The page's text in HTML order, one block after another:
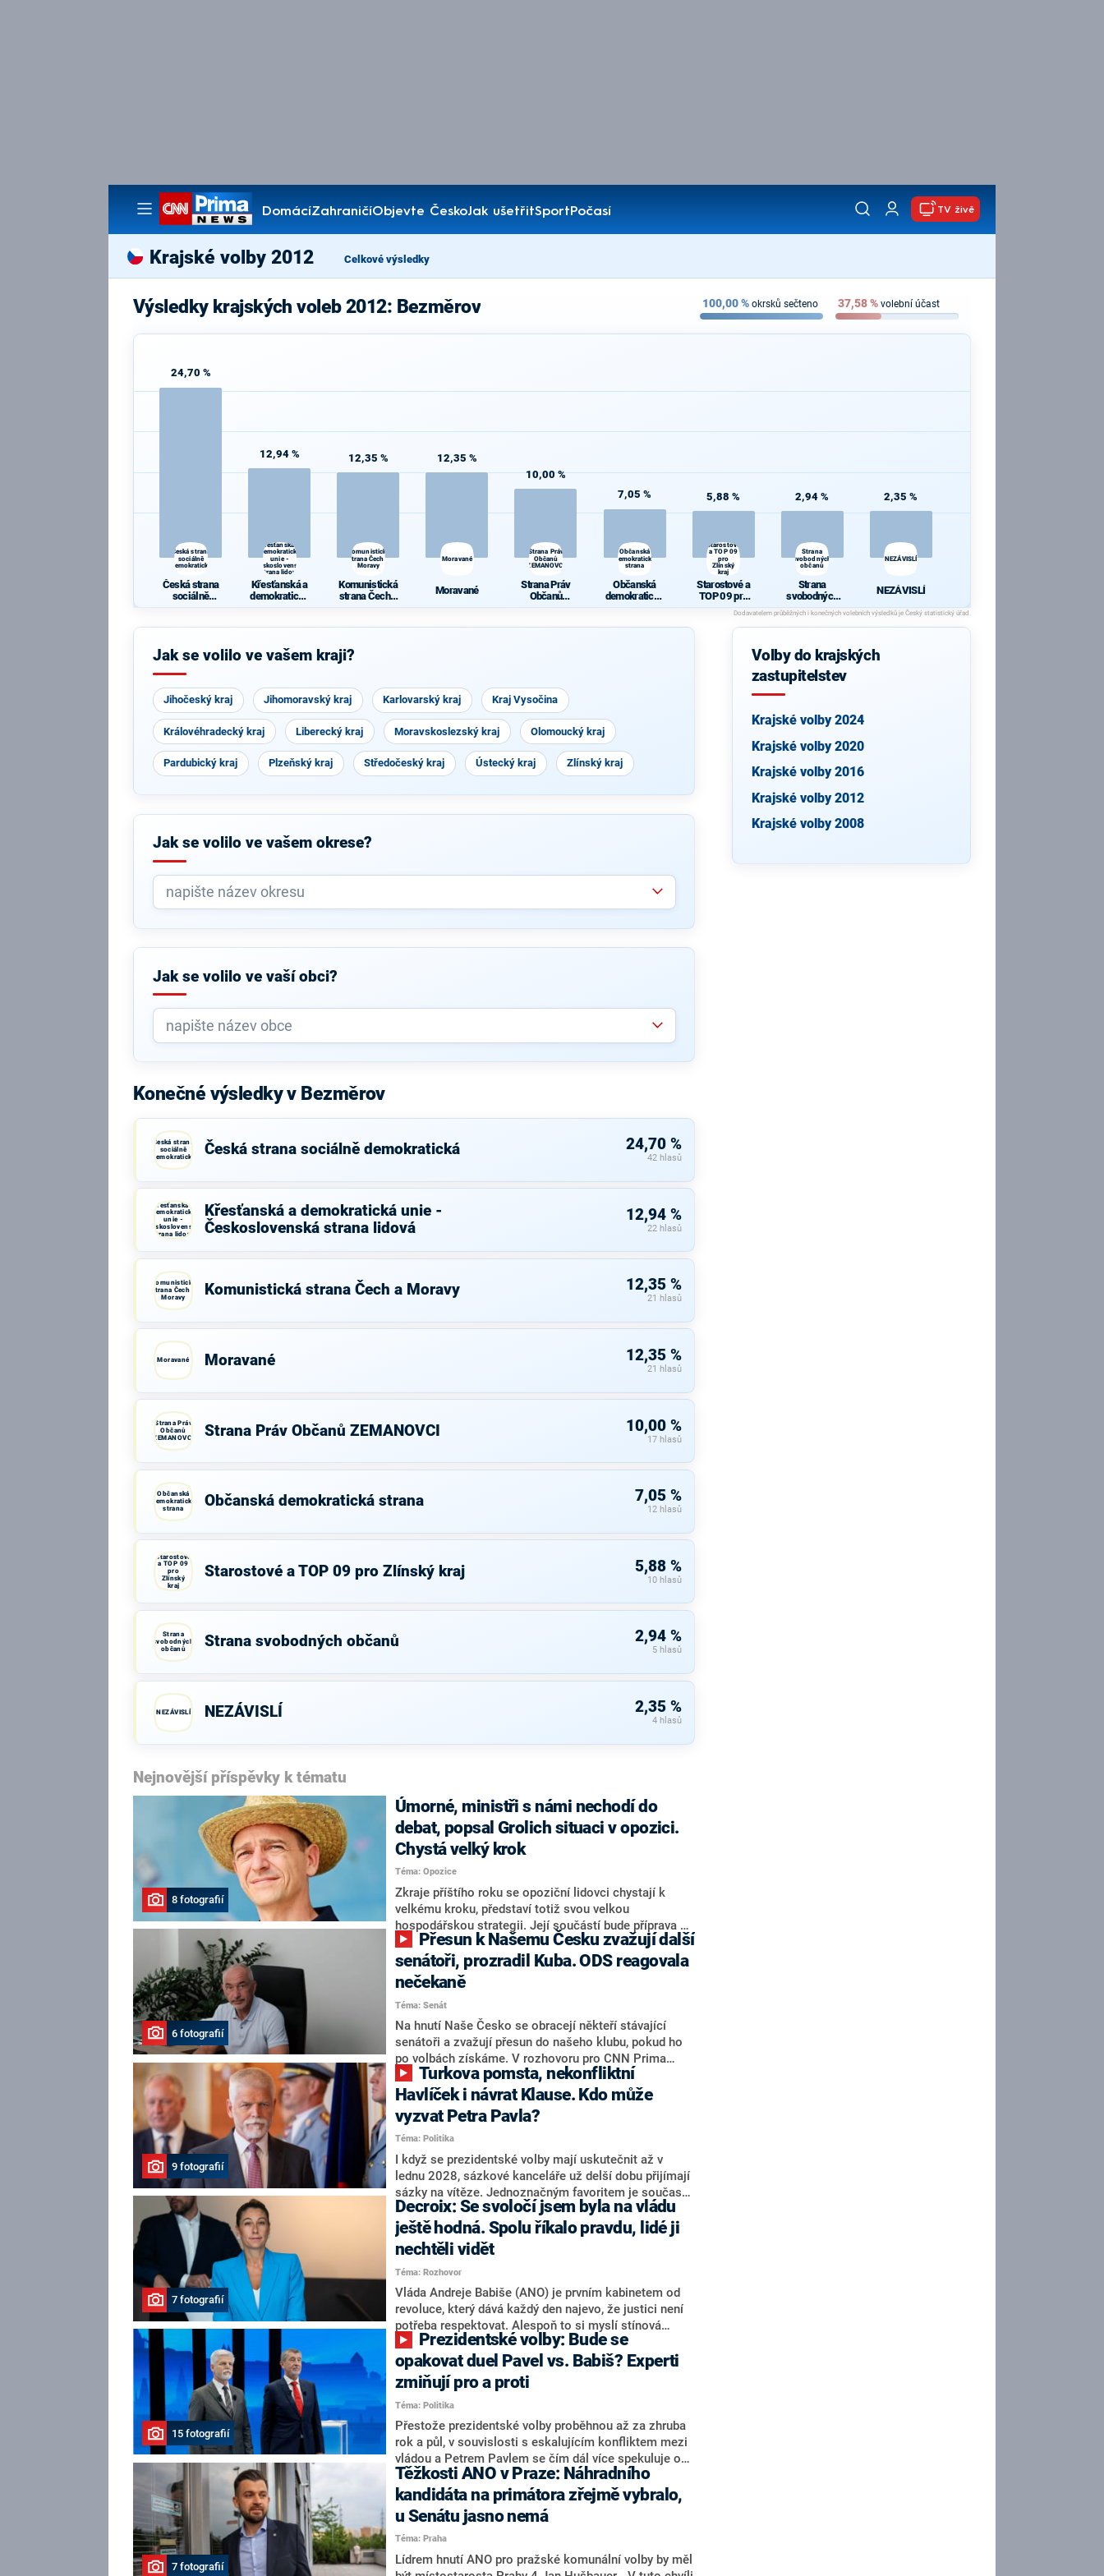
DomácíZahraničíObjevte ČeskoJak ušetřitSportPočasí
Pořady
TV živě
Krajské volby 2012 Celkové výsledky
Výsledky krajských voleb 2012: Bezměrov 100,00% okrsků sečteno 37,58% volební účast
24,70 %
Česká strana
sociálně
demokratická
Česká strana
sociálně
12,94 %
Křesťanská a
demokratická
unie -
Československá
strana lidová
Křesťanská a
demokratická
ká strana
12,35 %
Komunistická
strana Čech a
Moravy
Komunistická
strana Čech a
12,35 %
Moravané
Moravané
10,00 %
Strana Práv
Občanů
ZEMANOVCI
Strana Práv
Občanů
7,05 %
Občanská
demokratická
strana
Občanská
demokratická
strana
5,88 %
Starostové
a TOP 09
pro
Zlínský
kraj
Starostové a
TOP 09 pro
Zlínský kraj
2,94 %
Strana
svobodných
občanů
Strana
svobodných
občanů
2,35 %
NEZÁVISLÍ
NEZÁVISLÍ
Jak se volilo ve vašem kraji?
Jihočeský kraj Jihomoravský kraj Karlovarský kraj Kraj Vysočina
Královéhradecký kraj Liberecký kraj Moravskoslezský kraj Olomoucký kraj
Pardubický kraj Plzeňský kraj Středočeský kraj Ústecký kraj Zlínský kraj
Jak se volilo ve vašem okrese?
Jak se volilo ve vaší obci?
Konečné výsledky v Bezměrov
Česká strana
sociálně
demokratická
Česká strana sociálně demokratická 24,70 %
42 hlasů
Křesťanská a
demokratická
unie -
Československá
strana lidová
Křesťanská a demokratická unie -
Československá strana lidová
12,94 %
22 hlasů
Komunistická
strana Čech a
Moravy
Komunistická strana Čech a Moravy 12,35 %
21 hlasů
Moravané Moravané 12,35 %
21 hlasů
Strana Práv
Občanů
ZEMANOVCI
Strana Práv Občanů ZEMANOVCI 10,00 %
17 hlasů
Občanská
demokratická
strana
Občanská demokratická strana 7,05 %
12 hlasů
Starostové
a TOP 09
pro
Zlínský
kraj
Starostové a TOP 09 pro Zlínský kraj 5,88 %
10 hlasů
Strana
svobodných
občanů
Strana svobodných občanů 2,94 %
5 hlasů
NEZÁVISLÍ NEZÁVISLÍ 2,35 %
4 hlasů
Nejnovější příspěvky k tématu
8 fotografií
Úmorné, ministři s námi nechodí do
debat, popsal Grolich situaci v opozici.
Chystá velký krok
Téma: Opozice
Zkraje příštího roku se opoziční lidovci chystají k
velkému kroku, představí totiž svou velkou
hospodářskou strategii. Její součástí bude příprava na
stárnutí populace, řekl ve středu na setkání s novináři
nový předseda lidovců Jan Grolich. Ten zároveň v
senátních volbách kandiduje ve Vyškově. Popsal i
aktivitu opozice, o níž vládní strany nebo političtí
komentátoři mluví jako o slabé a v defenzivě. „Je to
úmorná práce upozorňovat na chyby vlády. Ministři s
námi navíc nechodí do debat. Chceme ale ukazovat
svoje témata,“ odpověděl Grolich na dotaz CNN Prima
NEWS.
6 fotografií
senátoři, prozradil Kuba. ODS reagovala
nečekaně
Téma: Senát
Na hnutí Naše Česko se obracejí někteří stávající
senátoři a zvažují přesun do našeho klubu, pokud ho
po volbách získáme. V rozhovoru pro CNN Prima
NEWS to řekl zakladatel hnutí a jihočeský hejtman
Martin Kuba. Konkrétní nebyl, ale získat by takto mohl
například senátora Zdeňka Hrabu, který je dnes
součástí klubu ODS a TOP 09. Hraba to na dotaz
redakce nevyloučil. Předseda klubu senátorů ODS
Zdeněk Nytra redakci řekl, že počítá s odchodem
některých senátorů z klubu a že Naše Česko není
nepřítel, ale soupeř.
9 fotografií
Havlíček i návrat Klause. Kdo může
vyzvat Petra Pavla?
Téma: Politika
I když se prezidentské volby mají uskutečnit až v
lednu 2028, sázkové kanceláře už delší dobu přijímají
sázky na vítěze. Jednoznačným favoritem je současná
hlava státu Petr Pavel. Daleko za ním pak bookmakeři
zmiňují dva výrazné politiky ANO, tedy premiéra
Andreje Babiše a ministra průmyslu Karla Havlíčka.
Oblíbeným tipem samotných sázkařů je poslanec za
Motoristy Filip Turek. Politolog Jan Kubáček nicméně
o případné kandidatuře kohokoliv ze zmíněné trojice
značně pochybuje. Podle něj současná koalice dosud
nemá osobu, která by Pavlovi mohla konkurovat.
7 fotografií
Decroix: Se svoločí jsem byla na vládu
ještě hodná. Spolu říkalo pravdu, lidé ji
nechtěli vidět
Téma: Rozhovor
Vláda Andreje Babiše (ANO) je prvním kabinetem od
revoluce, který dává každý den najevo, že justici není
potřeba respektovat. Alespoň to si myslí stínová
ministryně spravedlnosti ODS Eva Decroix. V
rozhovoru pro CNN Prima NEWS si nebrala servítky
ohledně politického výkonu svého nástupce Jeronýma
Tejce (za ANO) či vládní zmocněnkyně pro lidská
práva Taťány Malé (ANO). Označením „svoloč“ na
adresu vlády prý byla ještě hodná. Decroix se také
vrátila k volební porážce koalice Spolu či promluvila o
hnutí Naše Česko Martina Kuby.
15 fotografií
opakovat duel Pavel vs. Babiš? Experti
zmiňují pro a proti
Téma: Politika
Přestože prezidentské volby proběhnou až za zhruba
rok a půl, v souvislosti s eskalujícím konfliktem mezi
vládou a Petrem Pavlem se čím dál více spekuluje o
tom, koho by do bitvy o Hrad mohla vyslat současná
koalice. Někteří političtí komentátoři znovu vytahují
jméno premiéra Andreje Babiše (ANO). Jak moc je
pravděpodobné, že se v prezidentských volbách 2028
bude znovu opakovat souboj z roku 2023?
7 fotografií
Těžkosti ANO v Praze: Náhradního
kandidáta na primátora zřejmě vybralo,
u Senátu jasno nemá
Téma: Praha
Lídrem hnutí ANO pro pražské komunální volby by měl
Volby do krajských
zastupitelstev
Krajské volby 2024
Krajské volby 2020
Krajské volby 2016
Krajské volby 2012
Krajské volby 2008